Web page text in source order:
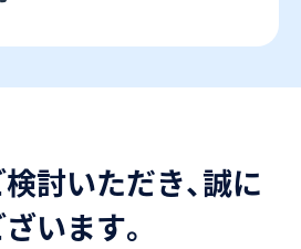
討いただき、誠に
います。